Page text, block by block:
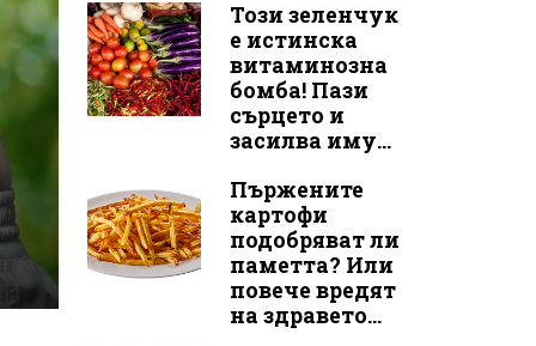
Този зеленчук
е истинска
витаминозна
бомба! Пази
сърцето и
засилва иму...
Пържените
картофи
подобряват ли
паметта? Или
повече вредят
на здравето...